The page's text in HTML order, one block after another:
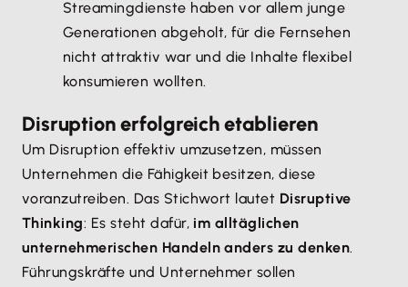
Streamingdienste haben vor allem junge
Generationen abgeholt, für die Fernsehen
nicht attraktiv war und die Inhalte flexibel
konsumieren wollten.
Disruption erfolgreich etablieren
Um Disruption effektiv umzusetzen, müssen
Unternehmen die Fähigkeit besitzen, diese
voranzutreiben. Das Stichwort lautet Disruptive
Thinking: Es steht dafür, im alltäglichen
unternehmerischen Handeln anders zu denken.
Führungskräfte und Unternehmer sollen